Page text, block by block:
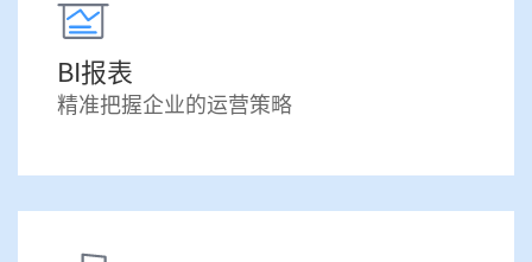
BI报表
精准把握企业的运营策略